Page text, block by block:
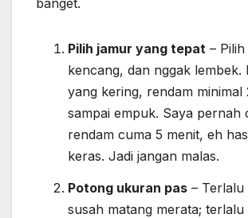
Pilih jamur yang tepat –
kencang, dan nggak lembek.
yang kering, rendam minimal
sampai empuk. Saya pernah
rendam cuma 5 menit, eh
keras. Jadi jangan malas.
Potong ukuran pas – Terlalu
susah matang merata; terlalu